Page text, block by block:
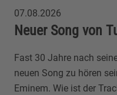
07.08.2026
Neuer Song von
Fast 30 Jahre nach
neuen Song zu hören
Eminem. Wie ist der